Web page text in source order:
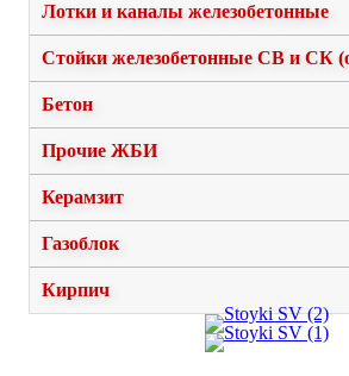
Лотки и каналы железобетонные
Стойки железобетонные СВ и СК
Бетон
Прочие ЖБИ
Керамзит
Газоблок
Кирпич